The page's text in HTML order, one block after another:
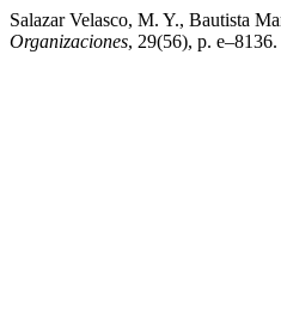
Salazar Velasco, M. Y., Bautista
Organizaciones, 29(56), p.